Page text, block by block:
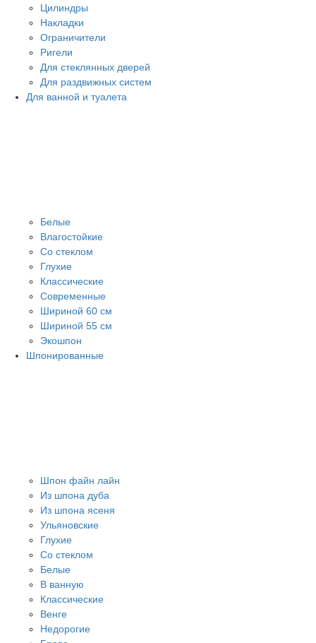
Цилиндры
Накладки
Ограничители
Ригели
Для стеклянных дверей
Для раздвижных систем
Для ванной и туалета
Белые
Влагостойкие
Со стеклом
Глухие
Классические
Современные
Шириной 60 см
Шириной 55 см
Экошпон
Шпонированные
Шпон файн лайн
Из шпона дуба
Из шпона ясеня
Ульяновские
Глухие
Со стеклом
Белые
В ванную
Классические
Венге
Недорогие